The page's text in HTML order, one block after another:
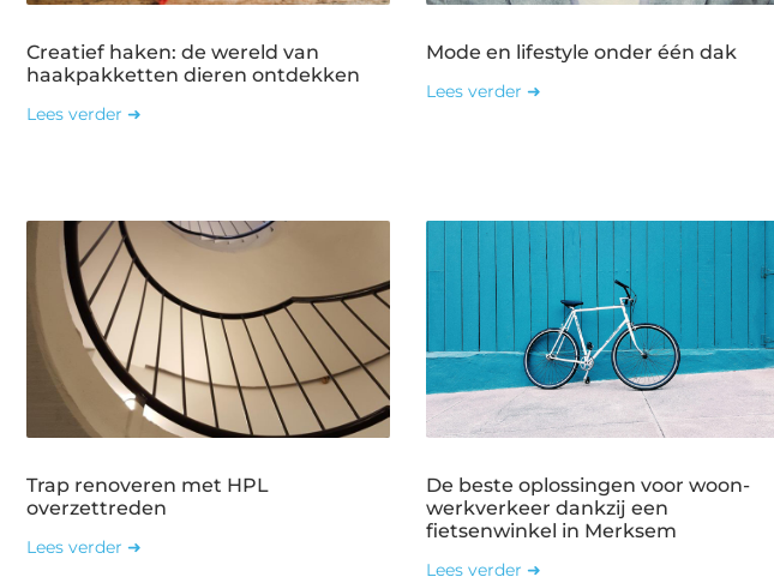
Creatief haken: de wereld van
haakpakketten dieren ontdekken
Lees verder ➜
Mode en lifestyle onder één dak
Lees verder ➜
Trap renoveren met HPL
overzettreden
Lees verder ➜
De beste oplossingen voor woon-
werkverkeer dankzij een
fietsenwinkel in Merksem
Lees verder ➜